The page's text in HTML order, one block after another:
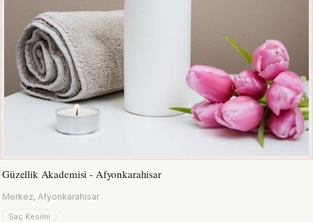
Güzellik Akademisi - Afyonkarahisar
Merkez, Afyonkarahisar
Saç Kesimi